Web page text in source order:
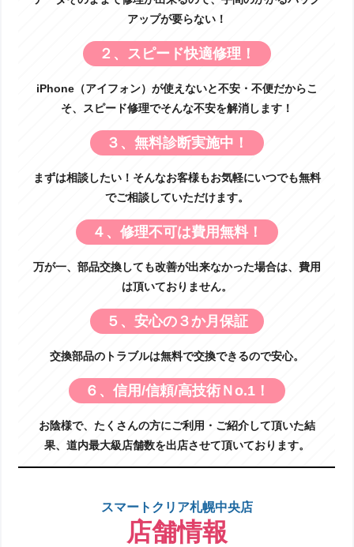
アップが要らない！
２、スピード快適修理！
iPhone（アイフォン）が使えないと不安・不便だからこ
そ、スピード修理でそんな不安を解消します！
３、無料診断実施中！
まずは相談したい！そんなお客様もお気軽にいつでも無料
でご相談していただけます。
４、修理不可は費用無料！
万が一、部品交換しても改善が出来なかった場合は、費用
は頂いておりません。
５、安心の３か月保証
交換部品のトラブルは無料で交換できるので安心。
６、信用/信頼/高技術Ｎo.1！
お陰様で、たくさんの方にご利用・ご紹介して頂いた結
果、道内最大級店舗数を出店させて頂いております。
スマートクリア札幌中央店
店舗情報